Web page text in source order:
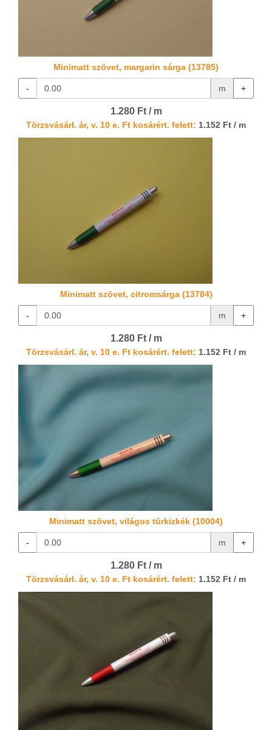
Minimatt szövet, margarin sárga (13785)
- m +
1.280 Ft / m
Törzsvásárl. ár, v. 10 e. Ft kosárért. felett: 1.152 Ft / m
Minimatt szövet, citromsárga (13784)
- m +
1.280 Ft / m
Törzsvásárl. ár, v. 10 e. Ft kosárért. felett: 1.152 Ft / m
Minimatt szövet, világos türkizkék (10004)
- m +
1.280 Ft / m
Törzsvásárl. ár, v. 10 e. Ft kosárért. felett: 1.152 Ft / m